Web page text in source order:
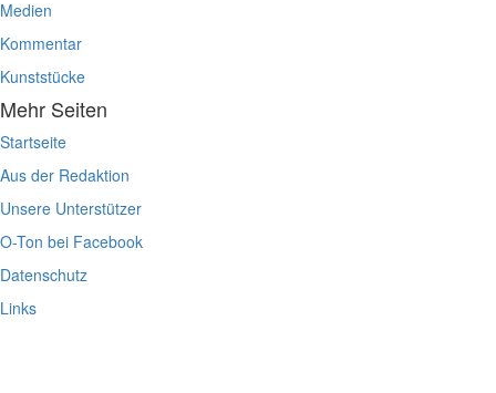
Medien
Kommentar
Kunststücke
Mehr Seiten
Startseite
Aus der Redaktion
Unsere Unterstützer
O-Ton bei Facebook
Datenschutz
Links